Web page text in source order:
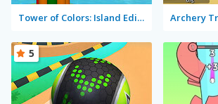
Tower of Colors: Island Edition Archery
5